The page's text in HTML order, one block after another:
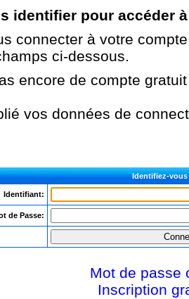
identifier pour accéder
connecter à votre
ci-dessous.
encore de compte
vos données de
Identifiez-vous
Identifiant:
de Passe:
Mot de passe
Inscription